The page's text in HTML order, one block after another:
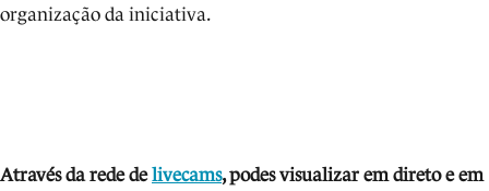
organização da iniciativa.
Através da rede delivecams, podes visualizar em direto e em